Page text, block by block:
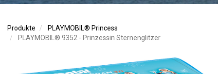
Produkte
PLAYMOBIL® Princess
PLAYMOBIL® 9352 - Prinzessin Sternenglitzer